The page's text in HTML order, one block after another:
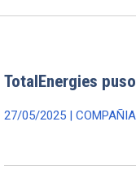
TotalEnergies
27/05/2025 |